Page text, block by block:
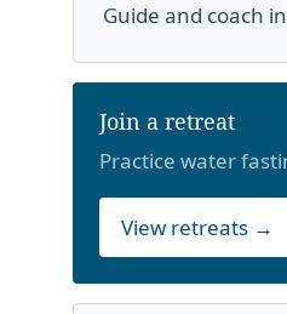
Guide and coach
Join a retreat
Practice water
View retreats →